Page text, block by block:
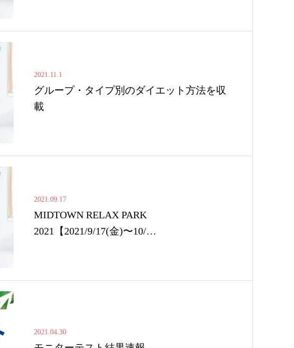
2021.11.1
グループ・タイプ別のダイエット方法を収
載
2021.09.17
MIDTOWN RELAX PARK
2021【2021/9/17(金)〜10/…
2021.04.30